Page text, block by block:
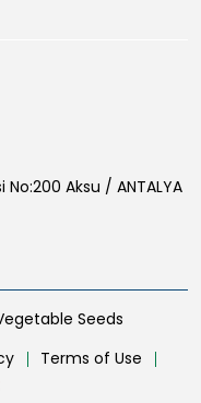
Aksu / ANTALYA
Seeds
Terms of Use